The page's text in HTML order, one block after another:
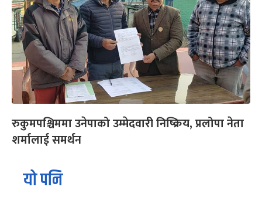
रुकुमपश्चिममा उनेपाको उम्मेदवारी निष्क्रिय, प्रलोपा नेता
शर्मालाई समर्थन
यो पनि